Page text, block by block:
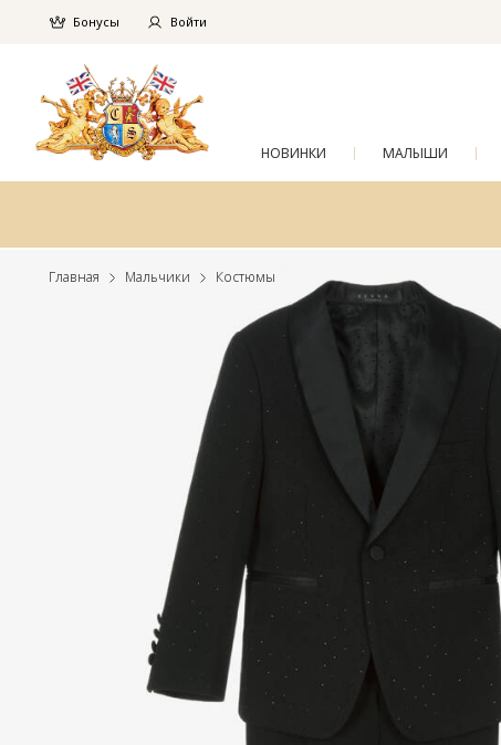
Бонусы Войти
НОВИНКИ МАЛЫШИ
Главная Мальчики Костюмы